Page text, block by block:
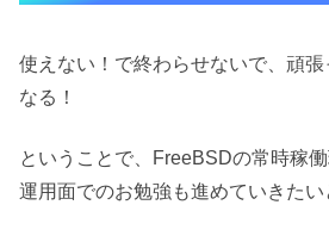
使えない！で終わらせないで、頑
なる！
ということで、FreeBSDの常時稼働
運用面でのお勉強も進めていきたい